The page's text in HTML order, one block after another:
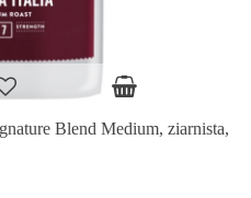
Blend Medium, ziarnista,